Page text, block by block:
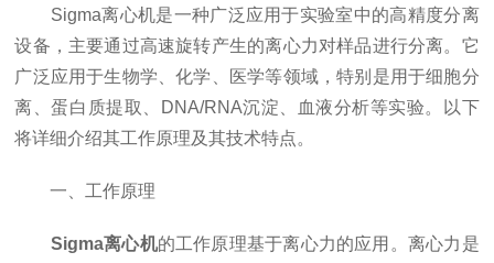
Sigma离心机是一种广泛应用于实验室中的高精度分离
设备，主要通过高速旋转产生的离心力对样品进行分离。它
广泛应用于生物学、化学、医学等领域，特别是用于细胞分
离、蛋白质提取、DNA/RNA沉淀、血液分析等实验。以下
将详细介绍其工作原理及其技术特点。
一、工作原理
Sigma离心机的工作原理基于离心力的应用。离心力是